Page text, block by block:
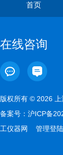
首页
在线咨询
版权所有 © 2026
备案号： 沪ICP备
工仪器网
管理登陆